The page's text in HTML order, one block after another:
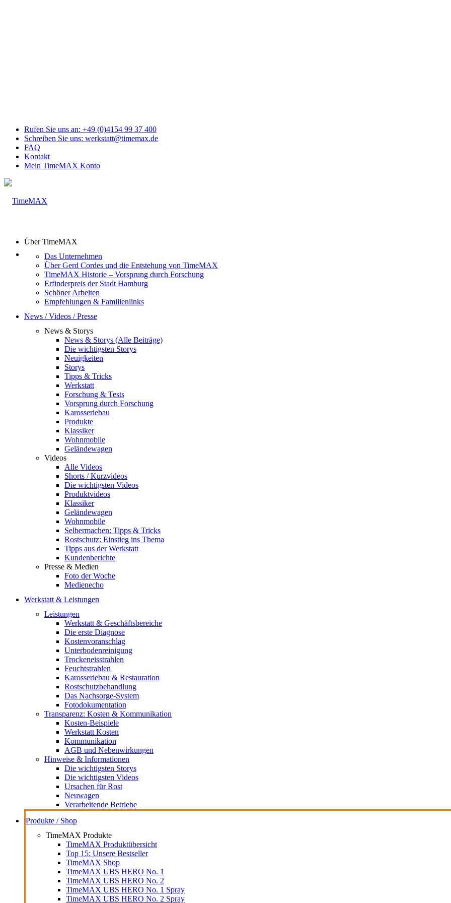
Rufen Sie uns an: +49 (0)4154 99 37 400
Schreiben Sie uns: werkstatt@timemax.de
FAQ
Kontakt
Mein TimeMAX Konto
Über TimeMAX
Das Unternehmen
Über Gerd Cordes und die Entstehung von TimeMAX
TimeMAX Historie – Vorsprung durch Forschung
Erfinderpreis der Stadt Hamburg
Schöner Arbeiten
Empfehlungen & Familienlinks
News / Videos / Presse
News & Storys
News & Storys (Alle Beiträge)
Die wichtigsten Storys
Neuigkeiten
Storys
Tipps & Tricks
Werkstatt
Forschung & Tests
Vorsprung durch Forschung
Karosseriebau
Produkte
Klassiker
Wohnmobile
Geländewagen
Videos
Alle Videos
Shorts / Kurzvideos
Die wichtigsten Videos
Produktvideos
Klassiker
Geländewagen
Wohnmobile
Selbermachen: Tipps & Tricks
Rostschutz: Einstieg ins Thema
Tipps aus der Werkstatt
Kundenberichte
Presse & Medien
Foto der Woche
Medienecho
Werkstatt & Leistungen
Leistungen
Werkstatt & Geschäftsbereiche
Die erste Diagnose
Kostenvoranschlag
Unterbodenreinigung
Trockeneisstrahlen
Feuchtstrahlen
Karosseriebau & Restauration
Rostschutzbehandlung
Das Nachsorge-System
Fotodokumentation
Transparenz: Kosten & Kommunikation
Kosten-Beispiele
Werkstatt Kosten
Kommunikation
AGB und Nebenwirkungen
Hinweise & Informationen
Die wichtigsten Storys
Die wichtigsten Videos
Ursachen für Rost
Neuwagen
Verarbeitende Betriebe
Produkte / Shop
TimeMAX Produkte
TimeMAX Produktübersicht
Top 15: Unsere Bestseller
TimeMAX Shop
TimeMAX UBS HERO No. 1
TimeMAX UBS HERO No. 2
TimeMAX UBS HERO No. 1 Spray
TimeMAX UBS HERO No. 2 Spray